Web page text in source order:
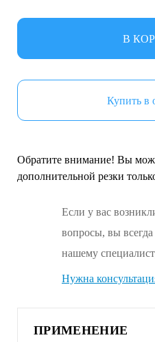
В
Купить в
Обратите внимание! Вы
дополнительной резки
Если у вас
вопросы, вы
нашему
Нужна
ПРИМЕНЕНИЕ